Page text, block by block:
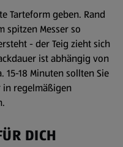
Tarteform geben. Rand
spitzen Messer so
- der Teig zieht sich
ist abhängig von
15-18 Minuten sollten Sie
regelmäßigen
DICH